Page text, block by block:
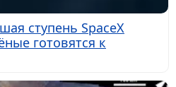
ступень SpaceX
готовятся к